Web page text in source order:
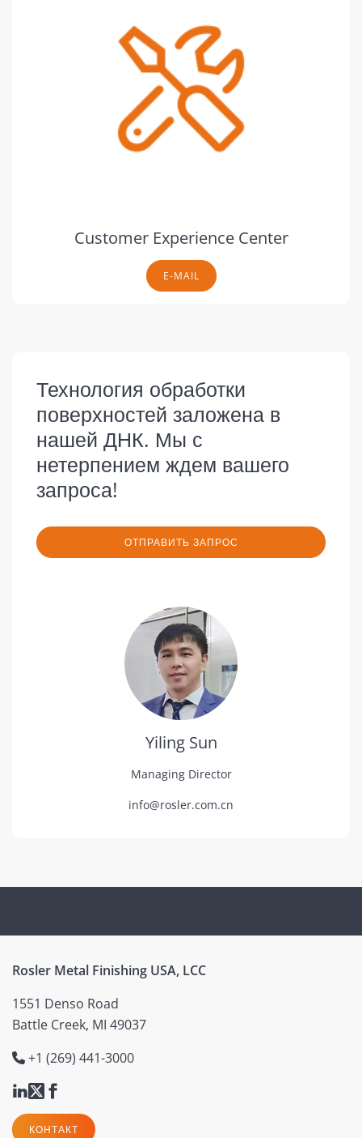
Customer Experience Center
E-MAIL
Технология обработки
поверхностей заложена в
нашей ДНК. Мы с
нетерпением ждем вашего
запроса!
ОТПРАВИТЬ ЗАПРОС
Yiling Sun
Managing Director
info@rosler.com.cn
Rosler Metal Finishing USA, LCC
1551 Denso Road
Battle Creek, MI 49037
+1 (269) 441-3000
КОНТАКТ